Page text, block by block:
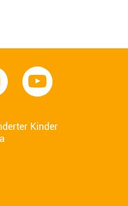
Kinder